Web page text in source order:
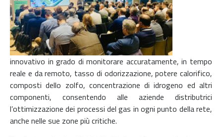
innovativo in grado di monitorare accuratamente, in tempo
reale e da remoto, tasso di odorizzazione, potere calorifico,
composti dello zolfo, concentrazione di idrogeno ed altri
componenti, consentendo alle aziende distributrici
l’ottimizzazione dei processi del gas in ogni punto della rete,
anche nelle sue zone più critiche.